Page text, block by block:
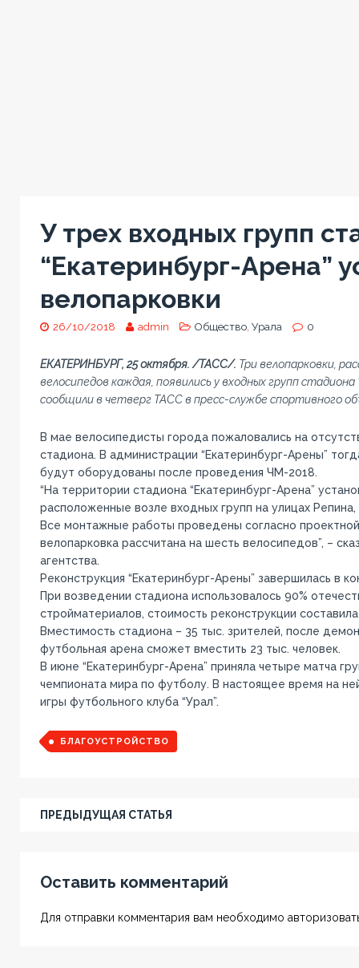
У трех входных групп
“Екатеринбург-Арена”
велопарковки
26/10/2018 admin Общество, Урала 0
ЕКАТЕРИНБУРГ, 25 октября. /ТАСС/. Три велопарковки,
велосипедов каждая, появились у входных групп стадиона
сообщили в четверг ТАСС в пресс-службе спортивного
В мае велосипедисты города пожаловались на
стадиона. В администрации “Екатеринбург-Арены”
будут оборудованы после проведения ЧМ-2018.
“На территории стадиона “Екатеринбург-Арена”
расположенные возле входных групп на улицах
Все монтажные работы проведены согласно
велопарковка рассчитана на шесть велосипедов”, –
агентства.
Реконструкция “Екатеринбург-Арены” завершилась в
При возведении стадиона использовалось 90%
стройматериалов, стоимость реконструкции
Вместимость стадиона – 35 тыс. зрителей, после
футбольная арена сможет вместить 23 тыс. человек.
В июне “Екатеринбург-Арена” приняла четыре матча
чемпионата мира по футболу. В настоящее время на
игры футбольного клуба “Урал”.
БЛАГОУСТРОЙСТВО
ПРЕДЫДУЩАЯ СТАТЬЯ
Оставить комментарий
Для отправки комментария вам необходимо